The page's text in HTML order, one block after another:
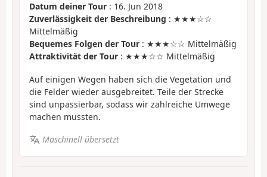
Datum deiner Tour : 16. Jun 2018
Zuverlässigkeit der Beschreibung : ★★★☆☆
Mittelmäßig
Bequemes Folgen der Tour : ★★★☆☆ Mittelmäßig
Attraktivität der Tour : ★★★☆☆ Mittelmäßig
Auf einigen Wegen haben sich die Vegetation und
die Felder wieder ausgebreitet. Teile der Strecke
sind unpassierbar, sodass wir zahlreiche Umwege
machen mussten.
Maschinell übersetzt